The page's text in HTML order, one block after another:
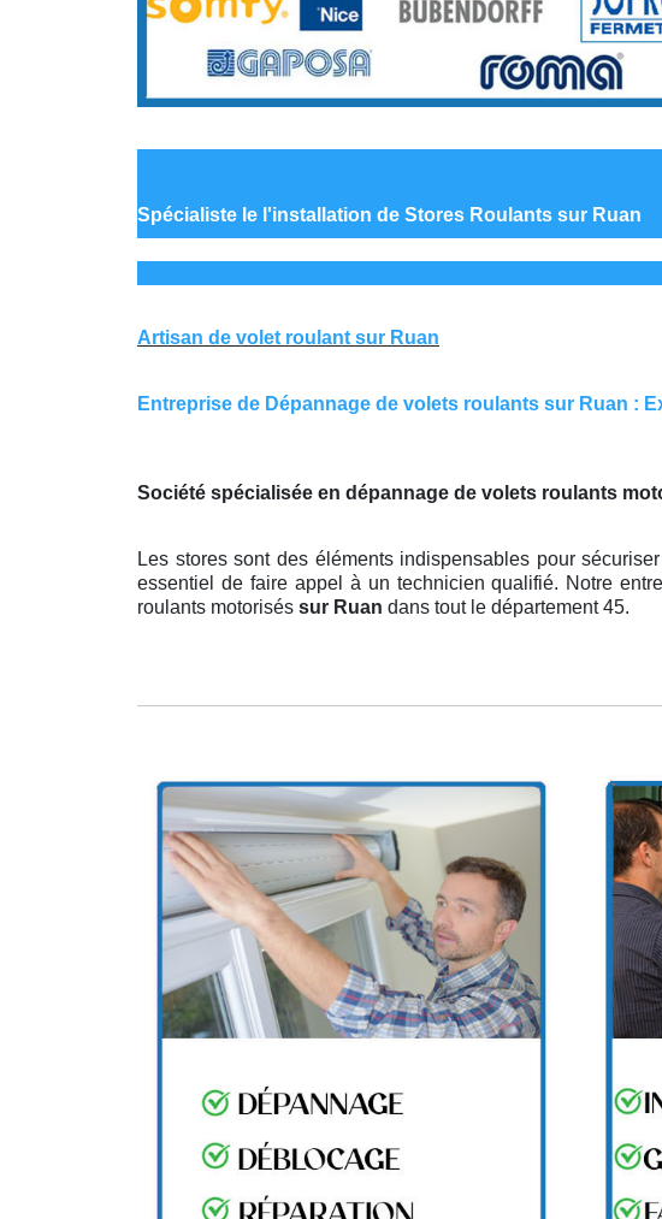
Spécialiste le l'installation de Stores Roulants sur Ruan
Artisan de volet roulant sur Ruan
Entreprise de Dépannage de volets roulants sur Ruan :
Société spécialisée en dépannage de volets roulants
Les stores sont des éléments indispensables pour
essentiel de faire appel à un technicien qualifié. Notre
roulants motorisés sur Ruan dans tout le département 45.